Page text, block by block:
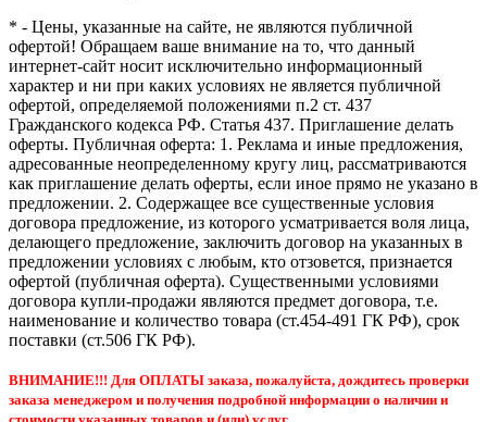
* - Цены, указанные на сайте, не являются публичной
офертой! Обращаем ваше внимание на то, что данный
интернет-сайт носит исключительно информационный
характер и ни при каких условиях не является публичной
офертой, определяемой положениями п.2 ст. 437
Гражданского кодекса РФ. Статья 437. Приглашение делать
оферты. Публичная оферта: 1. Реклама и иные предложения,
адресованные неопределенному кругу лиц, рассматриваются
как приглашение делать оферты, если иное прямо не указано в
предложении. 2. Содержащее все существенные условия
договора предложение, из которого усматривается воля лица,
делающего предложение, заключить договор на указанных в
предложении условиях с любым, кто отзовется, признается
офертой (публичная оферта). Существенными условиями
договора купли-продажи являются предмет договора, т.е.
наименование и количество товара (ст.454-491 ГК РФ), срок
поставки (ст.506 ГК РФ).
ВНИМАНИЕ!!! Для ОПЛАТЫ заказа, пожалуйста, дождитесь проверки
заказа менеджером и получения подробной информации о наличии и